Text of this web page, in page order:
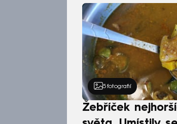
5 fotografií
Žebříček